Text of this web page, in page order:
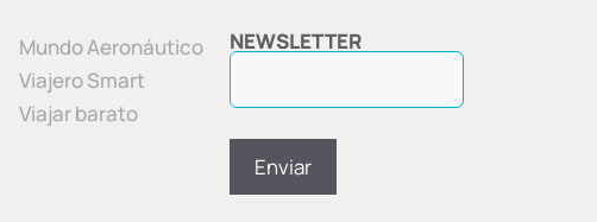
Mundo Aeronáutico
Viajero Smart
Viajar barato
NEWSLETTER